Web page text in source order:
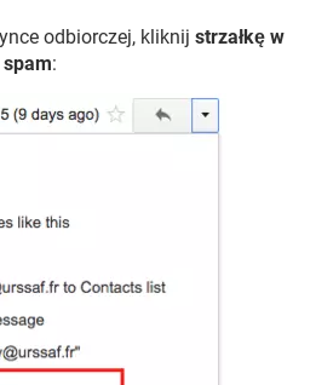
odbiorczej, kliknij strzałkę w
spam: